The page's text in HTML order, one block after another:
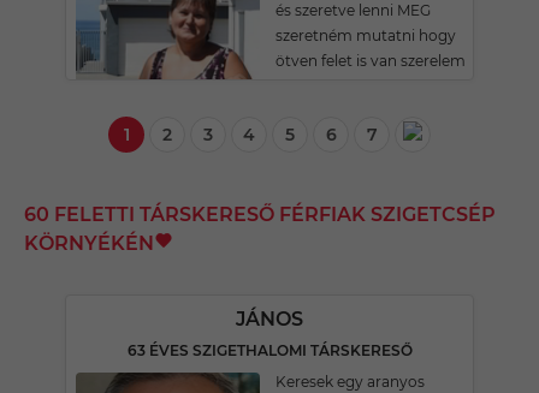
és szeretve lenni MEG
szeretném mutatni hogy
ötven felet is van szerelem
1 2 3 4 5 6 7
60 FELETTI TÁRSKERESŐ FÉRFIAK SZIGETCSÉP
KÖRNYÉKÉN
JÁNOS
63 ÉVES SZIGETHALOMI TÁRSKERESŐ
Keresek egy aranyos